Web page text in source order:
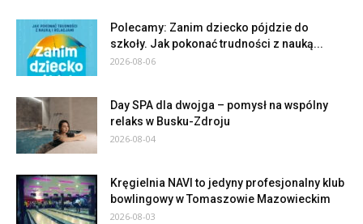
Polecamy: Zanim dziecko pójdzie do
szkoły. Jak pokonać trudności z nauką...
2026-08-06
Day SPA dla dwojga – pomysł na wspólny
relaks w Busku-Zdroju
2026-08-04
Kręgielnia NAVI to jedyny profesjonalny klub
bowlingowy w Tomaszowie Mazowieckim
2026-08-03